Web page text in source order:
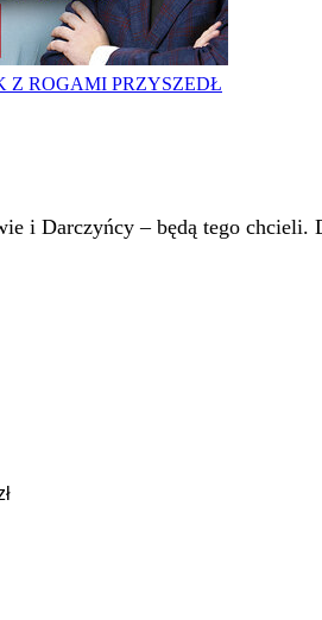
Z ROGAMI PRZYSZEDŁ
i Darczyńcy – będą tego chcieli.